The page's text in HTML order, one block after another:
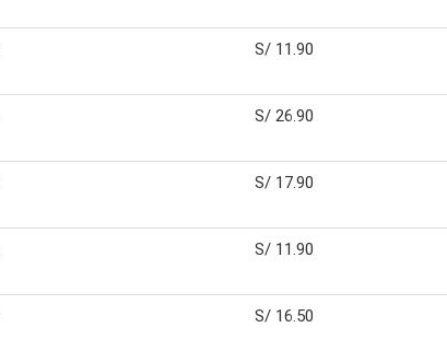
S/ 11.90
S/ 26.90
S/ 17.90
S/ 11.90
S/ 16.50